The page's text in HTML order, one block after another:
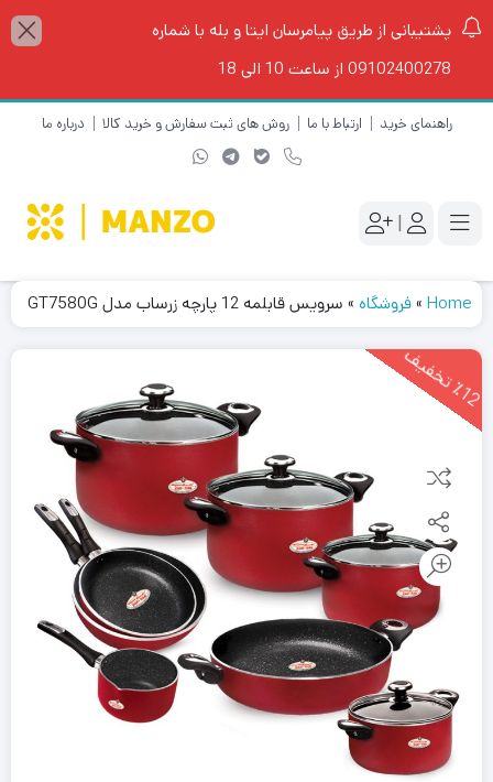
پشتیبانی از طریق پیامرسان ایتا و بله با شماره
09102400278 از ساعت 10 الی 18
راهنمای خرید ارتباط با ما روش های ثبت سفارش و خرید کالا درباره ما
|
Home
»فروشگاه » سرویس قابلمه 12 پارچه زرساب مدل GT7580G
٪1
2
ت
خ
ف
یف